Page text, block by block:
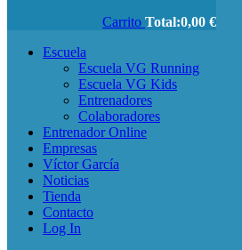
Carrito Total:0,00 €
Escuela
Escuela VG Running
Escuela VG Kids
Entrenadores
Colaboradores
Entrenador Online
Empresas
Víctor García
Noticias
Tienda
Contacto
Log In